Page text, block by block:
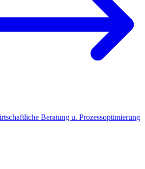
Beratung u. Prozessoptimierung